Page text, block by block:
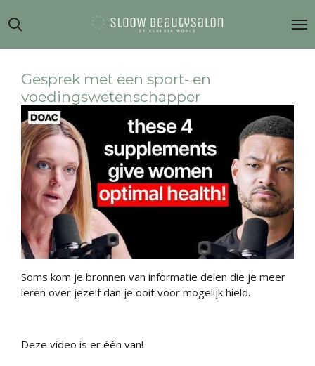
direct
hoofdinhoud
Gesprek met een sport- en
voedingswetenschapper
Soms kom je bronnen van informatie delen die je meer
leren over jezelf dan je ooit voor mogelijk hield.
Deze video is er één van!